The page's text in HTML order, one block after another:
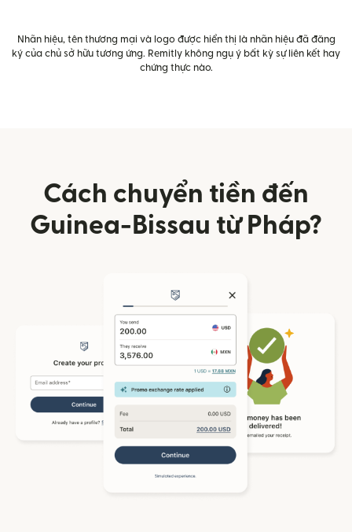
Nhãn hiệu, tên thương mại và logo được hiển thị là nhãn hiệu đã đăng
ký của chủ sở hữu tương ứng. Remitly không ngụ ý bất kỳ sự liên kết hay
chứng thực nào.
Cách chuyển tiền đến
Guinea-Bissau từ Pháp?